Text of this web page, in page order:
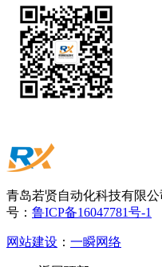
青岛若贤自动化科技有限
号： 鲁ICP备16047781号-1
网站建设 ： 一瞬网络